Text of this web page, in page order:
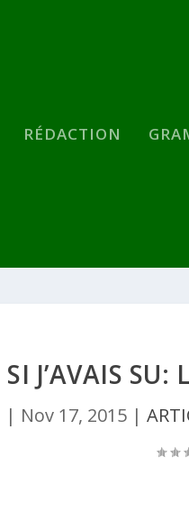
RÉDACTION
SI J’AVAIS SU:
| Nov 17, 2015|